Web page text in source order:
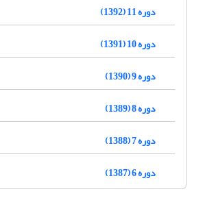
دوره 11 (1392)
دوره 10 (1391)
دوره 9 (1390)
دوره 8 (1389)
دوره 7 (1388)
دوره 6 (1387)